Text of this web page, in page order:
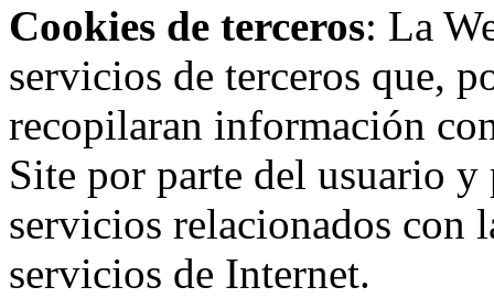
Cookies de terceros: La
servicios de terceros que,
recopilaran información
Site por parte del usuario
servicios relacionados con
servicios de Internet.